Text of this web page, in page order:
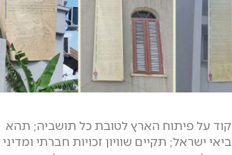
על פיתוח הארץ לטובת כל תושביה; תהא
ישראל; תקיים שוויון זכויות חברתי ומדיני